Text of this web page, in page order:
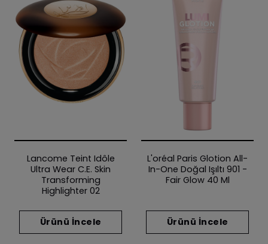
Lancome Teint Idôle
Ultra Wear C.e. Skin
Transforming
Highlighter 02
Ürünü İncele
L'oréal Paris Glotion All-
In-One Doğal Işıltı 901 -
Fair Glow 40 Ml
Ürünü İncele